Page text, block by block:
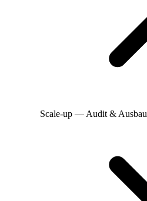
Scale-up — Audit & Ausbau